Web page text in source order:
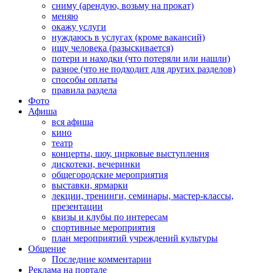
сниму (арендую, возьму на прокат)
меняю
окажу услуги
нуждаюсь в услугах (кроме вакансий)
ищу человека (разыскивается)
потери и находки (что потеряли или нашли)
разное (что не подходит для других разделов)
способы оплаты
правила раздела
Фото
Афиша
вся афиша
кино
театр
концерты, шоу, цирковые выступления
дискотеки, вечеринки
общегородские мероприятия
выставки, ярмарки
лекции, тренинги, семинары, мастер-классы,
презентации
квизы и клубы по интересам
спортивные мероприятия
план мероприятий учреждений культуры
Общение
Последние комментарии
Реклама на портале